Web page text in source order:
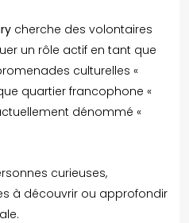
cherche des volontaires
un rôle actif en tant que
culturelles «
quartier francophone «
dénommé «
curieuses,
à découvrir ou approfondir